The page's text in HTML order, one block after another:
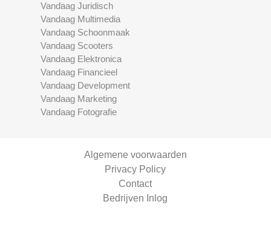
Vandaag Juridisch
Vandaag Multimedia
Vandaag Schoonmaak
Vandaag Scooters
Vandaag Elektronica
Vandaag Financieel
Vandaag Development
Vandaag Marketing
Vandaag Fotografie
Algemene voorwaarden
Privacy Policy
Contact
Bedrijven Inlog